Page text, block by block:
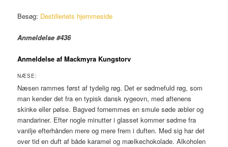
Besøg: Destilleriets hjemmeside
Anmeldelse #436
Anmeldelse af Mackmyra Kungstorv
NÆSE:
Næsen rammes først af tydelig røg. Det er sødmefuld røg, som
man kender det fra en typisk dansk rygeovn, med aftenens
skinke eller pølse. Bagved fornemmes en smule søde æbler og
mandariner. Efter nogle minutter i glasset kommer sødme fra
vanilje efterhånden mere og mere frem i duften. Med sig har det
over tid en duft af både karamel og mælkechokolade. Alkoholen